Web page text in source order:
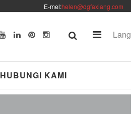
E-mel:helen@dgfaxiang.com
Lang
HUBUNGI KAMI